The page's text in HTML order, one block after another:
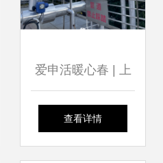
爱申活暖心春 | 上
海各部门提前落实
查看详情